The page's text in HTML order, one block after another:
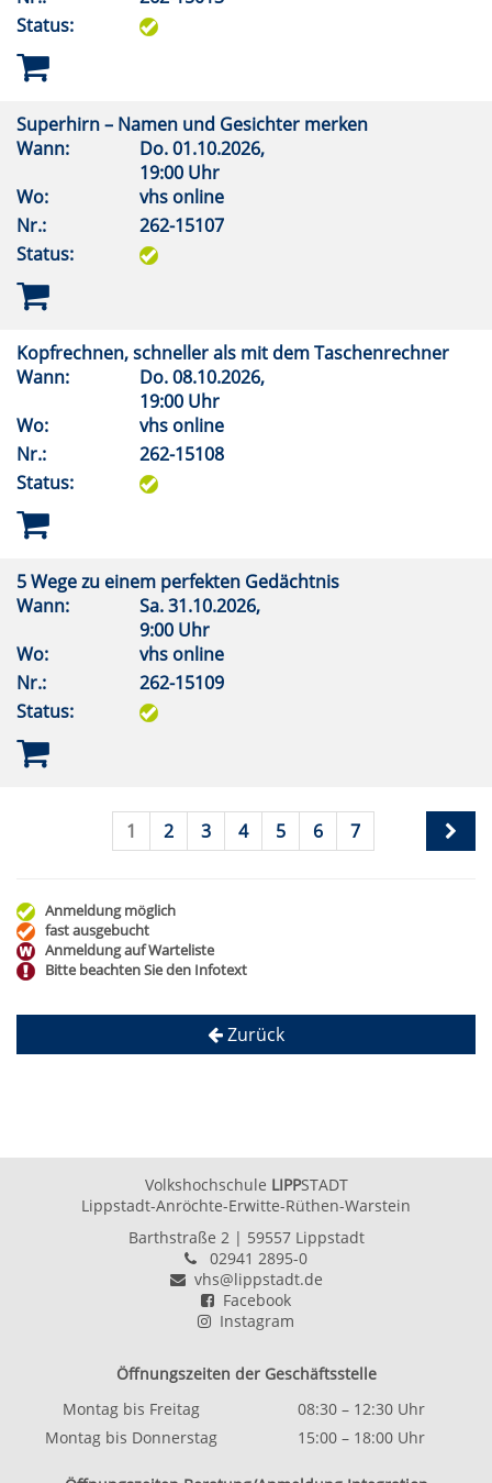
Status:
Superhirn – Namen und Gesichter merken
Wann:
Do.01.10.2026,
19:00 Uhr
Wo:
vhs online
Nr.:
262-15107
Status:
Kopfrechnen, schneller als mit dem Taschenrechner
Wann:
Do.08.10.2026,
19:00 Uhr
Wo:
vhs online
Nr.:
262-15108
Status:
5 Wege zu einem perfekten Gedächtnis
Wann:
Sa.31.10.2026,
9:00 Uhr
Wo:
vhs online
Nr.:
262-15109
Status:
1 2 3 4 5 6 7
Anmeldung möglich
fast ausgebucht
Anmeldung auf Warteliste
Bitte beachten Sie den Infotext
Zurück
Volkshochschule LIPPSTADT
Lippstadt-Anröchte-Erwitte-Rüthen-Warstein
Barthstraße 2| 59557 Lippstadt
02941 2895-0
vhs@lippstadt.de
Facebook
Instagram
Öffnungszeiten der Geschäftsstelle
Montag bis Freitag
08:30 – 12:30 Uhr
Montag bis Donnerstag
15:00 – 18:00 Uhr